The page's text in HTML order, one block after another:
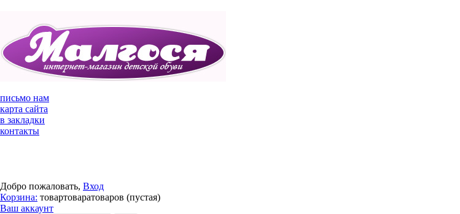
письмо нам
карта сайта
в закладки
контакты
Добро пожаловать, Вход
Корзина: товартоваратоваров (пустая)
Ваш аккаунт